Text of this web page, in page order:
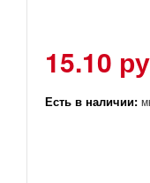
15.10
Есть в наличии: